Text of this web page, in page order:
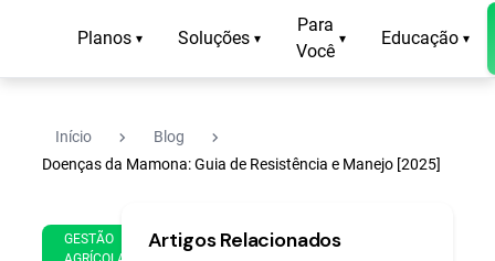
Planos ▾ Soluções ▾
Para
Você
▾ Educação ▾
Início navigate_next Blog navigate_next
Doenças da Mamona: Guia de Resistência e Manejo [2025]
GESTÃO
Nov
min
Artigos Relacionados